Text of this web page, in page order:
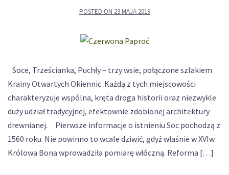
POSTED ON 23 MAJA 2019
Soce, Trześcianka, Puchły – trzy wsie, połączone szlakiem
Krainy Otwartych Okiennic. Każdą z tych miejscowości
charakteryzuje wspólna, kręta droga historii oraz niezwykle
duży udział tradycyjnej, efektownie zdobionej architektury
drewnianej. Pierwsze informacje o istnieniu Soc pochodzą z
1560 roku. Nie powinno to wcale dziwić, gdyż właśnie w XVIw.
Królowa Bona wprowadziła pomiarę włóczną. Reforma […]